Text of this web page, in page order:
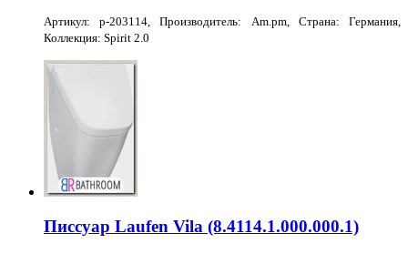
Артикул: p-203114, Производитель: Am.pm, Страна: Германия,
Коллекция: Spirit 2.0
Писсуар Laufen Vila (8.4114.1.000.000.1)